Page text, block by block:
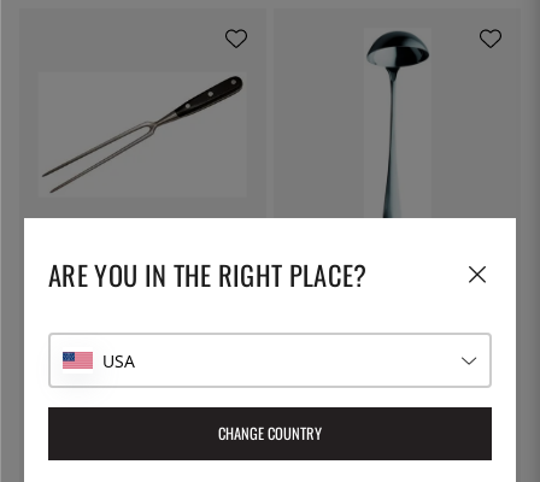
Stekgaffel, 28.5 cm - Östlin
459:-
Baguette Soppslev, 300mm -
350:-
13%
ARE YOU IN THE RIGHT PLACE?
USA
CHANGE COUNTRY